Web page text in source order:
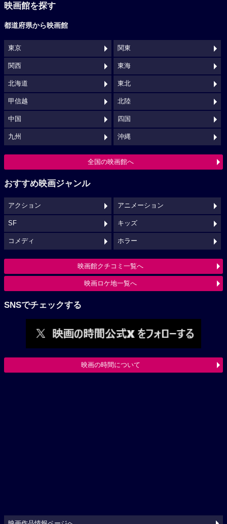
映画館を探す
都道府県から映画館
東京 関東
関西 東海
北海道 東北
甲信越 北陸
中国 四国
九州 沖縄
全国の映画館へ
おすすめ映画ジャンル
アクション アニメーション
SF キッズ
コメディ ホラー
映画館クチコミ一覧へ
映画ロケ地一覧へ
SNSでチェックする
映画の時間について